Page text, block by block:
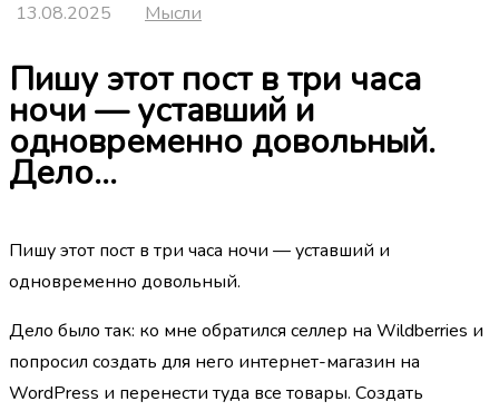
13.08.2025 Мысли
Пишу этот пост в три часа
ночи — уставший и
одновременно довольный.
Дело…
Пишу этот пост в три часа ночи — уставший и
одновременно довольный.
Дело было так: ко мне обратился селлер на Wildberries и
попросил создать для него интернет-магазин на
WordPress и перенести туда все товары. Создать